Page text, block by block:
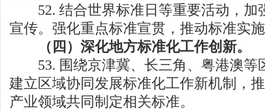
52. 结合世界标准日等重要活动，加
宣传。强化重点标准宣贯，推动标准实
（四）深化地方标准化工作创新。
53. 围绕京津冀、长三角、粤港澳等
建立区域协同发展标准化工作新机制，
产业领域共同制定相关标准。